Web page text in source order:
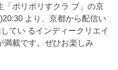
「ポリポリすクラ ブ」の京
より、京都から配信い
てい るインディークリエイ
満載です。ぜひお楽しみ